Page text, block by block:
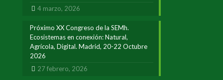
4 marzo, 2026
Próximo XX Congreso de la SEMh.
Ecosistemas en conexión: Natural,
Agrícola, Digital. Madrid, 20-22 Octubre
2026
27 febrero, 2026